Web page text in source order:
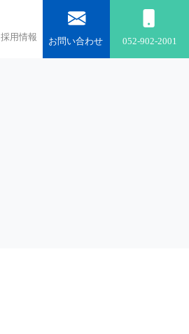
採用情報 お問い合わせ 052-902-2001